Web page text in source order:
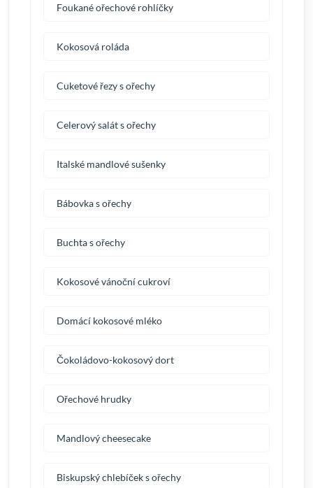
Foukané ořechové rohlíčky
Kokosová roláda
Cuketové řezy s ořechy
Celerový salát s ořechy
Italské mandlové sušenky
Bábovka s ořechy
Buchta s ořechy
Kokosové vánoční cukroví
Domácí kokosové mléko
Čokoládovo-kokosový dort
Ořechové hrudky
Mandlový cheesecake
Biskupský chlebíček s ořechy